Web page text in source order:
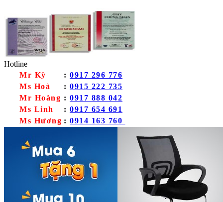
Hotline
Mr Kỳ
: 0917 296 776
Ms Hoà
: 0915 222 735
Mr Hoàng : 0917 888 042
Ms Linh
: 0917 654 691
Ms Hương : 0914 163 760